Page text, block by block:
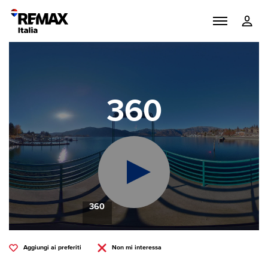
360
360
Aggiungi ai preferiti Non mi interessa